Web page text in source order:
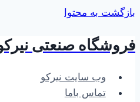
بازگشت به محتوا
فروشگاه صنعتی
وب سایت نیرکو
تماس باما